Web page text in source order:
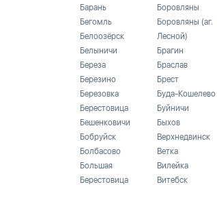
Барань
Бегомль
Белоозёрск
Белыничи
Береза
Березино
Березовка
Берестовица
Бешенковичи
Бобруйск
Болбасово
Большая
Берестовица
Боровляны
Боровляны (аг.
Лесной)
Брагин
Браслав
Брест
Буда-Кошелево
Буйничи
Быхов
Верхнедвинск
Ветка
Вилейка
Витебск